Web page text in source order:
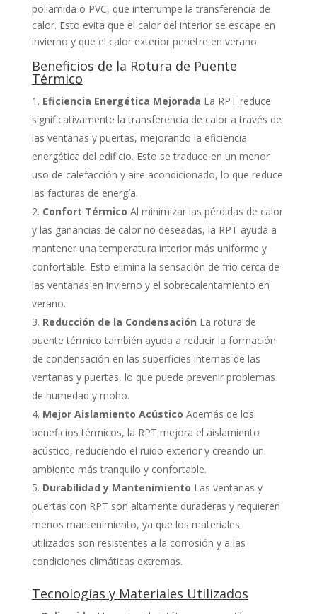
poliamida o PVC, que interrumpe la transferencia de
calor. Esto evita que el calor del interior se escape en
invierno y que el calor exterior penetre en verano.
Beneficios de la Rotura de Puente
Térmico
Eficiencia Energética Mejorada La RPT reduce
significativamente la transferencia de calor a través de
las ventanas y puertas, mejorando la eficiencia
energética del edificio. Esto se traduce en un menor
uso de calefacción y aire acondicionado, lo que reduce
las facturas de energía.
Confort Térmico Al minimizar las pérdidas de calor
y las ganancias de calor no deseadas, la RPT ayuda a
mantener una temperatura interior más uniforme y
confortable. Esto elimina la sensación de frío cerca de
las ventanas en invierno y el sobrecalentamiento en
verano.
Reducción de la Condensación La rotura de
puente térmico también ayuda a reducir la formación
de condensación en las superficies internas de las
ventanas y puertas, lo que puede prevenir problemas
de humedad y moho.
Mejor Aislamiento Acústico Además de los
beneficios térmicos, la RPT mejora el aislamiento
acústico, reduciendo el ruido exterior y creando un
ambiente más tranquilo y confortable.
Durabilidad y Mantenimiento Las ventanas y
puertas con RPT son altamente duraderas y requieren
menos mantenimiento, ya que los materiales
utilizados son resistentes a la corrosión y a las
condiciones climáticas extremas.
Tecnologías y Materiales Utilizados